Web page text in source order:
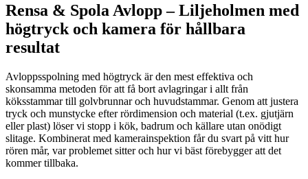
Rensa & Spola Avlopp – Liljeholmen med
högtryck och kamera för hållbara
resultat
Avloppsspolning med högtryck är den mest effektiva och
skonsamma metoden för att få bort avlagringar i allt från
köksstammar till golvbrunnar och huvudstammar. Genom att justera
tryck och munstycke efter rördimension och material (t.ex. gjutjärn
eller plast) löser vi stopp i kök, badrum och källare utan onödigt
slitage. Kombinerat med kamerainspektion får du svart på vitt hur
rören mår, var problemet sitter och hur vi bäst förebygger att det
kommer tillbaka.